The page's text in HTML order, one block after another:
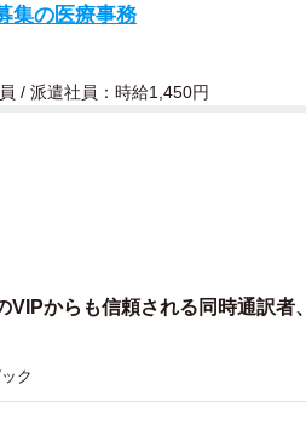
集の医療事務
/ 派遣社員：時給1,450円
VIPからも信頼される同時通訳者
ク